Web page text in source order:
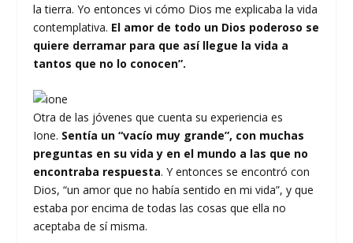
la tierra. Yo entonces vi cómo Dios me explicaba la vida
contemplativa. El amor de todo un Dios poderoso se
quiere derramar para que así llegue la vida a
tantos que no lo conocen”.
Otra de las jóvenes que cuenta su experiencia es
Ione. Sentía un “vacío muy grande”, con muchas
preguntas en su vida y en el mundo a las que no
encontraba respuesta. Y entonces se encontró con
Dios, “un amor que no había sentido en mi vida”, y que
estaba por encima de todas las cosas que ella no
aceptaba de sí misma.